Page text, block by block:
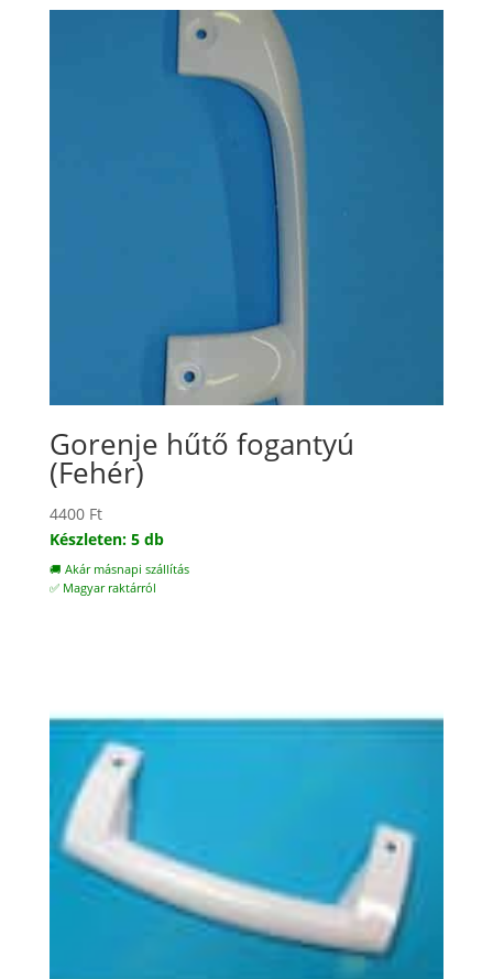
Gorenje hűtő fogantyú
(Fehér)
4400 Ft
Készleten: 5 db
🚚 Akár másnapi szállítás
✅ Magyar raktárról